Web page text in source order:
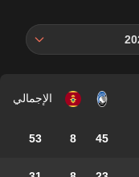
الإجمالي
45
8
53